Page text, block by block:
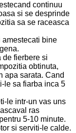
continuu
si se desprinde
sa se raceasca
amestecati bine
de fierbere si
obtinuta,
apa sarata. Cand
le sa fiarba inca 5
le intr-un vas uns
ras
5-10 minute.
si serviti-le calde.